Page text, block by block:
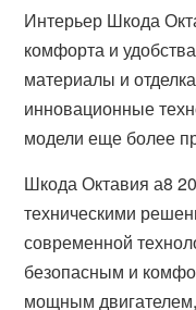
Интерьер Шкода
комфорта и
материалы и
инновационные
модели еще более
Шкода Октавия а8
техническими
современной
безопасным и
мощным